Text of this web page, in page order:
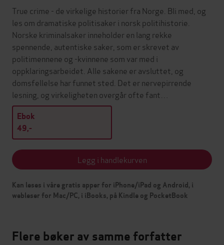
True crime - de virkelige historier fra Norge. Bli med, og
les om dramatiske politisaker i norsk politihistorie.
Norske kriminalsaker inneholder en lang rekke
spennende, autentiske saker, som er skrevet av
politimennene og -kvinnene som var med i
oppklaringsarbeidet. Alle sakene er avsluttet, og
domsfellelse har funnet sted. Det er nervepirrende
lesning, og virkeligheten overgår ofte fant…
Ebok
49,-
Legg i handlekurven
Kan leses i våre gratis apper for iPhone/iPad og Android, i
webleser for Mac/PC, i iBooks, på Kindle og PocketBook
Flere bøker av samme forfatter